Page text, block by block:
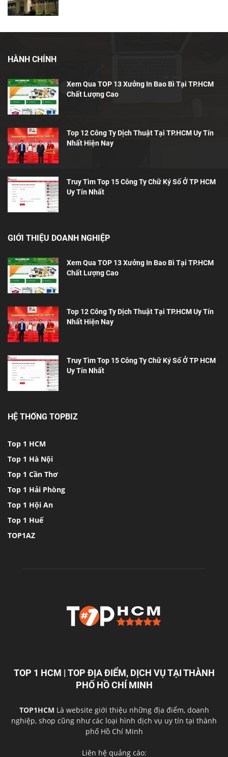
HÀNH CHÍNH
Xem Qua TOP 13 Xưởng In Bao Bì Tại TP.HCM
Chất Lượng Cao
Top 12 Công Ty Dịch Thuật Tại TP.HCM Uy Tín
Nhất Hiện Nay
Truy Tìm Top 15 Công Ty Chữ Ký Số Ở TP HCM
Uy Tín Nhất
GIỚI THIỆU DOANH NGHIỆP
Xem Qua TOP 13 Xưởng In Bao Bì Tại TP.HCM
Chất Lượng Cao
Top 12 Công Ty Dịch Thuật Tại TP.HCM Uy Tín
Nhất Hiện Nay
Truy Tìm Top 15 Công Ty Chữ Ký Số Ở TP HCM
Uy Tín Nhất
HỆ THỐNG TOPBIZ
Top 1 HCM
Top 1 Hà Nội
Top 1 Cần Thơ
Top 1 Hải Phòng
Top 1 Hội An
Top 1 Huế
TOP1AZ
TOP 1 HCM | TOP ĐỊA ĐIỂM, DỊCH VỤ TẠI THÀNH
PHỐ HỒ CHÍ MINH
TOP1HCM Là website giới thiệu những địa điểm, doanh
nghiệp, shop cũng như các loại hình dịch vụ uy tín tại thành
phố Hồ Chí Minh
Liên hệ quảng cáo: